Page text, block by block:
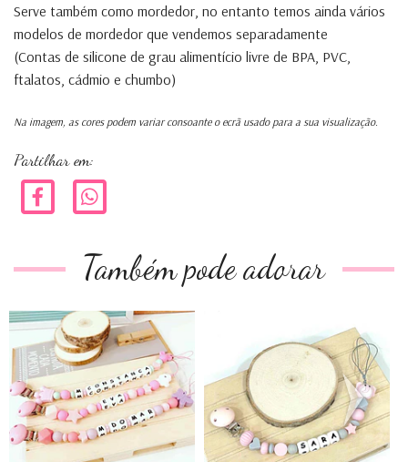
Serve também como mordedor, no entanto temos ainda vários
modelos de mordedor que vendemos separadamente
(Contas de silicone de grau alimentício livre de BPA, PVC,
ftalatos, cádmio e chumbo)
Na imagem, as cores podem variar consoante o ecrã usado para a sua visualização.
Partilhar em:
Também pode adorar